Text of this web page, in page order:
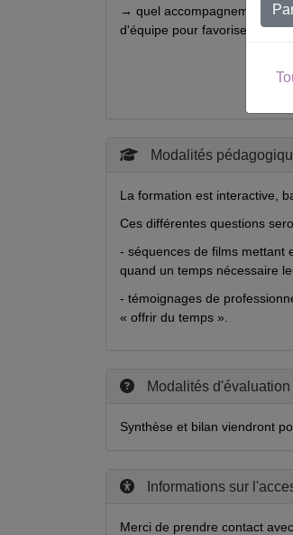
→ quel accompagnement,
d'équipe pour favoriser
Modalités
La formation est interactive,
Ces différentes questions
- séquences de films mettant
quand un temps nécessaire
- témoignages de
« offrir du temps ».
Modalités
Synthèse et bilan viendront
Informations sur
Merci de prendre contact